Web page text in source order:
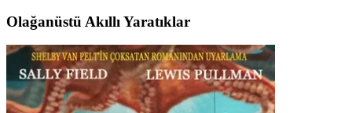
Olağanüstü Akıllı Yaratıklar